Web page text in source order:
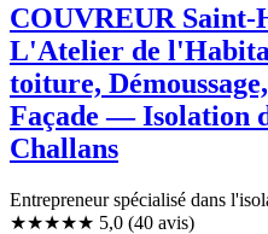
COUVREUR Saint-
L'Atelier de
toiture,
Façade — Isolation
Challans
Entrepreneur spécialisé dans
★★★★★ 5,0 (40 avis)